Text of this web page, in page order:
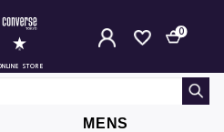
STORE
0
MENS